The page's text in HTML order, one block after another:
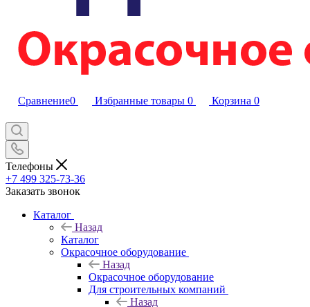
Сравнение0 Избранные товары 0 Корзина 0
Телефоны
+7 499 325-73-36
Заказать звонок
Каталог
Назад
Каталог
Окрасочное оборудование
Назад
Окрасочное оборудование
Для строительных компаний
Назад